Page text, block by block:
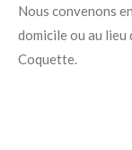
Nous convenons
domicile ou au
Coquette.